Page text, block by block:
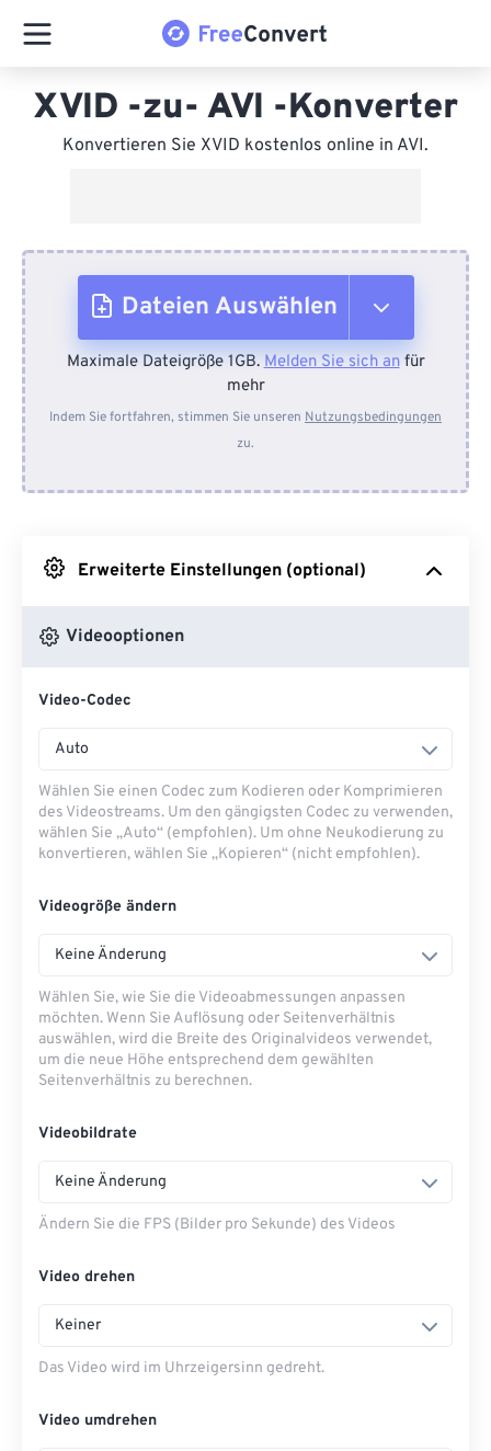
XVID -zu- AVI -Konverter
Konvertieren Sie XVID kostenlos online in AVI.
Dateien Auswählen
Vom Gerät
Von Dropbox
Maximale Dateigröße 1GB.Melden Sie sich anfür
mehr
Indem Sie fortfahren, stimmen Sie unseren Nutzungsbedingungen
zu.
Erweiterte Einstellungen (optional)
Videooptionen
Video-Codec
Auto
Wählen Sie einen Codec zum Kodieren oder Komprimieren
des Videostreams. Um den gängigsten Codec zu verwenden,
wählen Sie „Auto“ (empfohlen). Um ohne Neukodierung zu
konvertieren, wählen Sie „Kopieren“ (nicht empfohlen).
Videogröße ändern
Keine Änderung
Wählen Sie, wie Sie die Videoabmessungen anpassen
möchten. Wenn Sie Auflösung oder Seitenverhältnis
auswählen, wird die Breite des Originalvideos verwendet,
um die neue Höhe entsprechend dem gewählten
Seitenverhältnis zu berechnen.
Videobildrate
Keine Änderung
Ändern Sie die FPS (Bilder pro Sekunde) des Videos
Video drehen
Keiner
Das Video wird im Uhrzeigersinn gedreht.
Video umdrehen